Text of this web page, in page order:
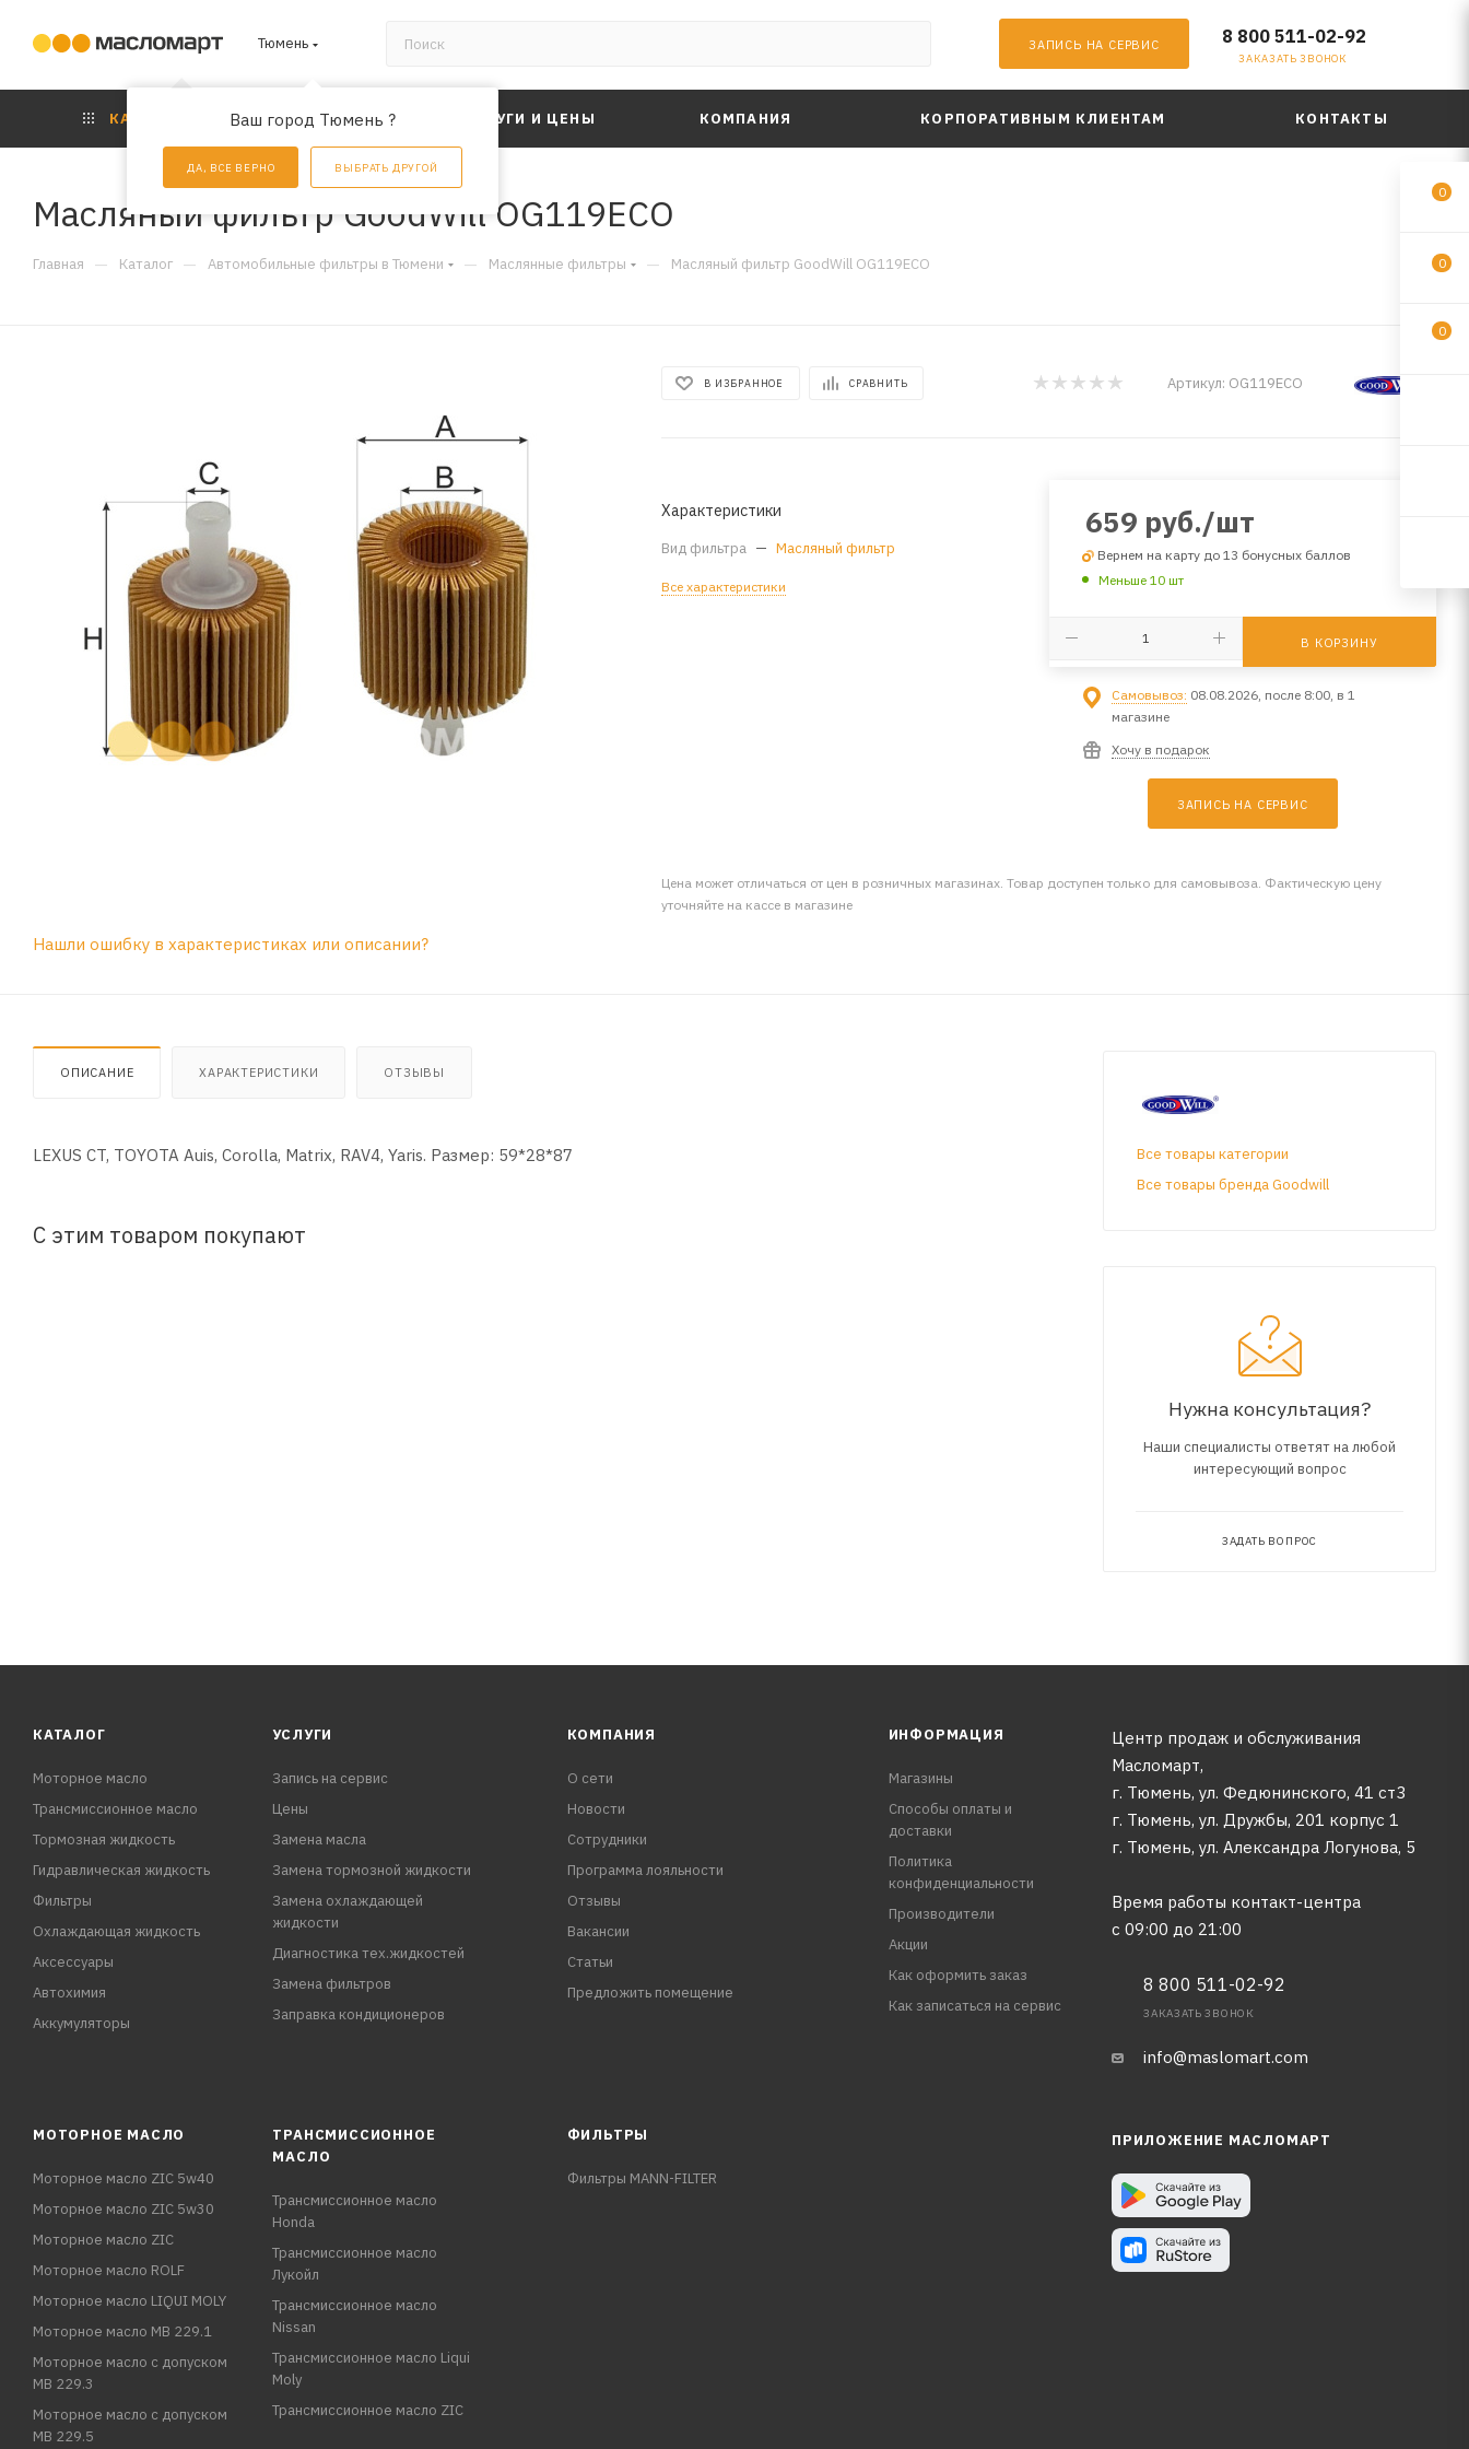
Тюмень
Ваш город Тюмень ?
ДА, ВСЕ ВЕРНО ВЫБРАТЬ ДРУГОЙ
ЗАПИСЬ НА СЕРВИС 8 800 511-02-92
ЗАКАЗАТЬ ЗВОНОК
КАТАЛОГ АКЦИИ УСЛУГИ И ЦЕНЫ КОМПАНИЯ КОРПОРАТИВНЫМ КЛИЕНТАМ КОНТАКТЫ
Масляный фильтр GoodWill OG119ECO
Главная — Каталог — Автомобильные фильтры в Тюмени — Маслянные фильтры — Масляный фильтр GoodWill OG119ECO
В ИЗБРАННОЕ СРАВНИТЬ Артикул: OG119ECO
Характеристики
Вид фильтра — Масляный фильтр
Все характеристики
659 руб./шт
Вернем на карту до 13 бонусных баллов
Меньше 10 шт
В КОРЗИНУ
Самовывоз: 08.08.2026, после 8:00, в 1
магазине
Хочу в подарок
ЗАПИСЬ НА СЕРВИС
Цена может отличаться от цен в розничных магазинах. Товар доступен только для самовывоза. Фактическую цену
уточняйте на кассе в магазине
Нашли ошибку в характеристиках или описании?
ОПИСАНИЕ ХАРАКТЕРИСТИКИ ОТЗЫВЫ
LEXUS CT, TOYOTA Auis, Corolla, Matrix, RAV4, Yaris. Размер: 59*28*87
С этим товаром покупают
Все товары категории
Все товары бренда Goodwill
Нужна консультация?
Наши специалисты ответят на любой
интересующий вопрос
ЗАДАТЬ ВОПРОС
КАТАЛОГ
Моторное масло
Трансмиссионное масло
Тормозная жидкость
Гидравлическая жидкость
Фильтры
Охлаждающая жидкость
Аксессуары
Автохимия
Аккумуляторы
УСЛУГИ
Запись на сервис
Цены
Замена масла
Замена тормозной жидкости
Замена охлаждающей
жидкости
Диагностика тех.жидкостей
Замена фильтров
Заправка кондиционеров
КОМПАНИЯ
О сети
Новости
Сотрудники
Программа лояльности
Отзывы
Вакансии
Статьи
Предложить помещение
ИНФОРМАЦИЯ
Магазины
Способы оплаты и
доставки
Политика
конфиденциальности
Производители
Акции
Как оформить заказ
Как записаться на сервис
Центр продаж и обслуживания
Масломарт,
г. Тюмень, ул. Федюнинского, 41 ст3
г. Тюмень, ул. Дружбы, 201 корпус 1
г. Тюмень, ул. Александра Логунова, 5
Время работы контакт-центра
с 09:00 до 21:00
8 800 511-02-92
ЗАКАЗАТЬ ЗВОНОК
info@maslomart.com
МОТОРНОЕ МАСЛО
Моторное масло ZIC 5w40
Моторное масло ZIC 5w30
Моторное масло ZIC
Моторное масло ROLF
Моторное масло LIQUI MOLY
Моторное масло MB 229.1
Моторное масло с допуском
MB 229.3
Моторное масло с допуском
MB 229.5
ТРАНСМИССИОННОЕ
МАСЛО
Трансмиссионное масло
Honda
Трансмиссионное масло
Лукойл
Трансмиссионное масло
Nissan
Трансмиссионное масло Liqui
Moly
Трансмиссионное масло ZIC
ФИЛЬТРЫ
Фильтры MANN-FILTER
ПРИЛОЖЕНИЕ МАСЛОМАРТ
0
0
0